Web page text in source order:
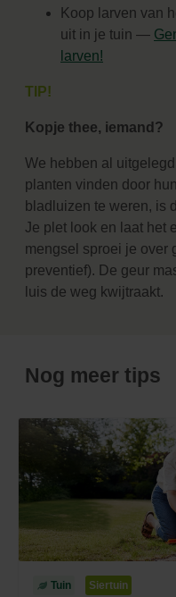
Koop larven van
uit in je tuin —
larven!
TIP!
Kopje thee, iemand?
We hebben al
planten vinden door
bladluizen te weren, is
Je plet look en laat het
mengsel sproei je over
preventief). De geur
luis de weg kwijtraakt.
Nog meer tips
Tuin Siertuin